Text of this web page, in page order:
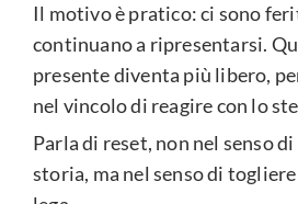
Il motivo è pratico: ci sono
continuano a ripresentarsi.
presente diventa più libero,
nel vincolo di reagire con lo
Parla di reset, non nel senso
storia, ma nel senso di